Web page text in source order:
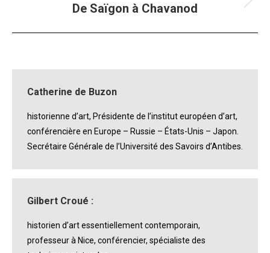
Album
De Saïgon à Chavanod
Catherine de Buzon
historienne d’art, Présidente de l’institut européen d’art,
conférencière en Europe – Russie – États-Unis – Japon.
Secrétaire Générale de l’Université des Savoirs d’Antibes.
Gilbert Croué :
historien d’art essentiellement contemporain,
professeur à Nice, conférencier, spécialiste des